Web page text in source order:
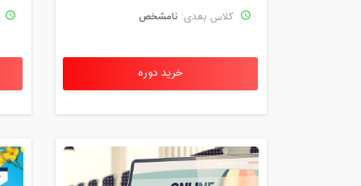
کلاس بعدی: نامشخص
خرید دوره